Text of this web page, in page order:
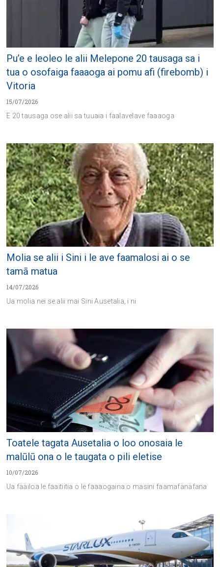
Pu’e e leoleo le alii Melepone 20 tausaga sa i
tua o osofaiga faaaoga ai pomu afi (firebomb) i
Vitoria
15/07/2026
E 20 tausaga ose alii sa tuuaia i faalavelave faaaoga
Molia se alii i Sini i le ave faamalosi ai o se
tamā matua
14/07/2026
Ua molia nei se alii mai Sini Ausetalia, i ni
Toatele tagata Ausetalia o loo onosaia le
malūlū ona o le taugata o pili eletise
10/07/2026
Ua faailoa le faaitiitia o le faaaogaina o masini faamafanafana